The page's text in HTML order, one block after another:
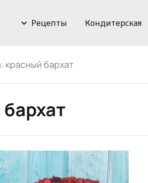
Рецепты Кондитерская
красный бархат